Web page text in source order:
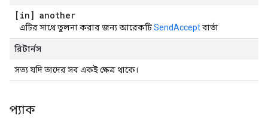
[in] another
এটির সাথে তুলনা করার জন্য আরেকটিSendAcceptবার্তা
রিটার্নস
সত্য যদি তাদের সব একই ক্ষেত্র থাকে।
প্যাক